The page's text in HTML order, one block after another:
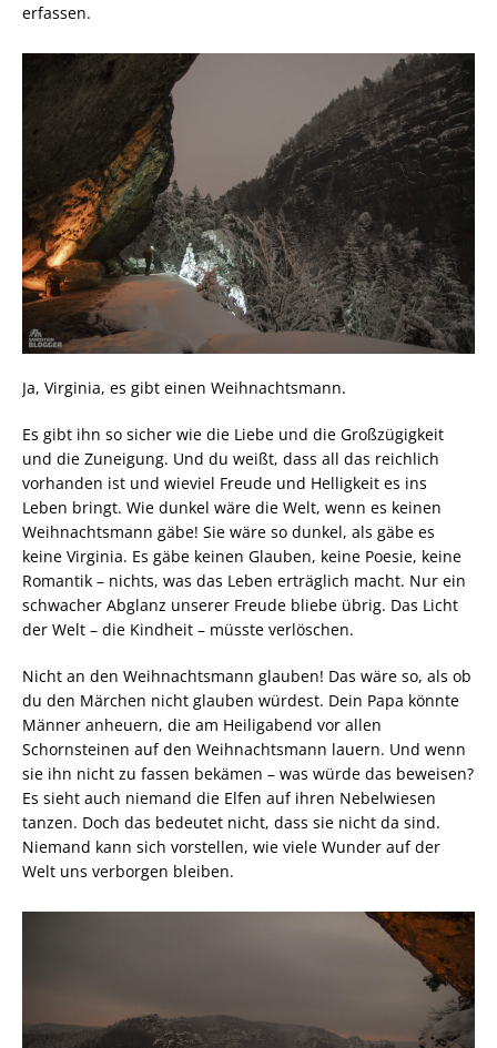
erfassen.
Ja, Virginia, es gibt einen Weihnachtsmann.
Es gibt ihn so sicher wie die Liebe und die Großzügigkeit
und die Zuneigung. Und du weißt, dass all das reichlich
vorhanden ist und wieviel Freude und Helligkeit es ins
Leben bringt. Wie dunkel wäre die Welt, wenn es keinen
Weihnachtsmann gäbe! Sie wäre so dunkel, als gäbe es
keine Virginia. Es gäbe keinen Glauben, keine Poesie, keine
Romantik – nichts, was das Leben erträglich macht. Nur ein
schwacher Abglanz unserer Freude bliebe übrig. Das Licht
der Welt – die Kindheit – müsste verlöschen.
Nicht an den Weihnachtsmann glauben! Das wäre so, als ob
du den Märchen nicht glauben würdest. Dein Papa könnte
Männer anheuern, die am Heiligabend vor allen
Schornsteinen auf den Weihnachtsmann lauern. Und wenn
sie ihn nicht zu fassen bekämen – was würde das beweisen?
Es sieht auch niemand die Elfen auf ihren Nebelwiesen
tanzen. Doch das bedeutet nicht, dass sie nicht da sind.
Niemand kann sich vorstellen, wie viele Wunder auf der
Welt uns verborgen bleiben.